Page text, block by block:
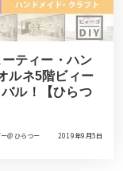
ティー・ハン
ルネ5階ビィー
ル！【ひらつ
ー＠ひらつー 2019年9月5日